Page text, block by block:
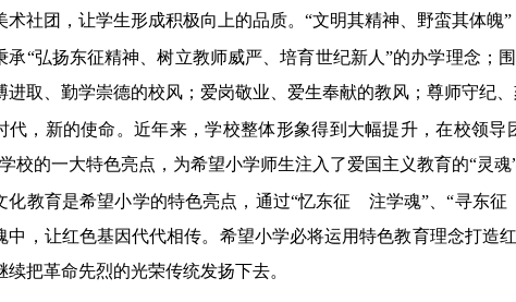
术社团，让学生形成积极向上的品质。“文明其精神、野蛮其体魄
承“弘扬东征精神、树立教师威严、培育世纪新人”的办学理念；
进取、勤学崇德的校风；爱岗敬业、爱生奉献的教风；尊师守纪、
代，新的使命。近年来，学校整体形象得到大幅提升，在校领
校的一大特色亮点，为希望小学师生注入了爱国主义教育的“灵
化教育是希望小学的特色亮点，通过“忆东征 注学魂”、“寻东征
中，让红色基因代代相传。希望小学必将运用特色教育理念打造
续把革命先烈的光荣传统发扬下去。